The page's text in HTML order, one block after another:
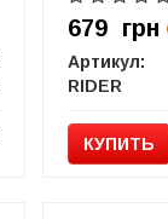
679 грн
Артикул:
RIDER
КУПИТЬ